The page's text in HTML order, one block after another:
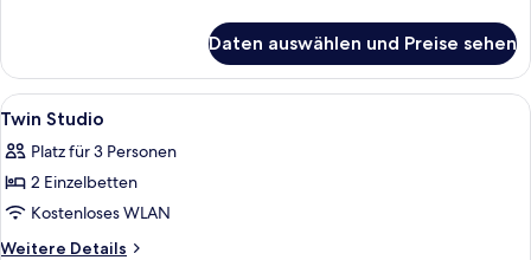
Studio
Daten auswählen und Preise sehen
Alle
Fotos
für
Twin
Studio
anzeigen
Zimmersafe, Schreibtisch,
8
Twin Studio
Platz für 3 Personen
2 Einzelbetten
Kostenloses WLAN
Weitere Details
Weitere